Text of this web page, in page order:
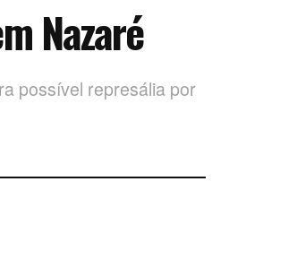
Nazaré
possível represália por